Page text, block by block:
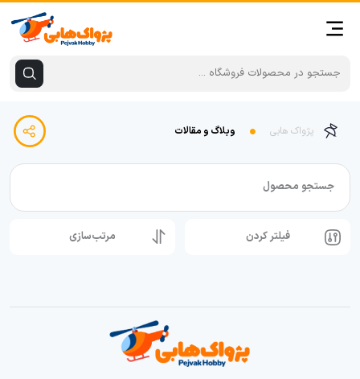
پژواک هابی وبلاگ و مقالات
جستجو محصول
فیلتر کردن مرتب‌سازی